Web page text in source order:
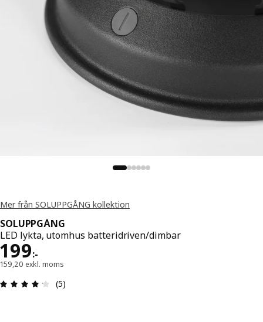
Mer från SOLUPPGÅNG kollektion
SOLUPPGÅNG
LED lykta, utomhus batteridriven/dimbar
199:-
Pris 199:-
159,20 exkl. moms
Recension: 4.2 utav 5 stjärnor. Totalt antal
(5)